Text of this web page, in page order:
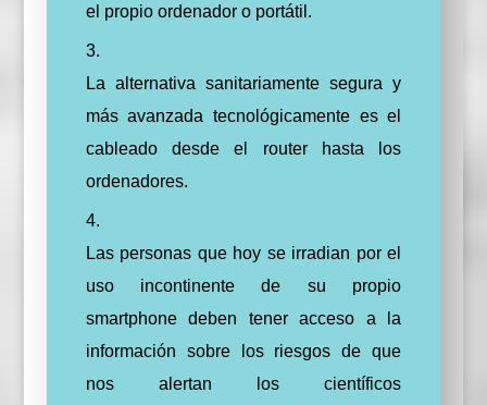
el propio ordenador o portátil.
La alternativa sanitariamente segura y
más avanzada tecnológicamente es el
cableado desde el router hasta los
ordenadores.
Las personas que hoy se irradian por el
uso incontinente de su propio
smartphone deben tener acceso a la
información sobre los riesgos de que
nos alertan los científicos